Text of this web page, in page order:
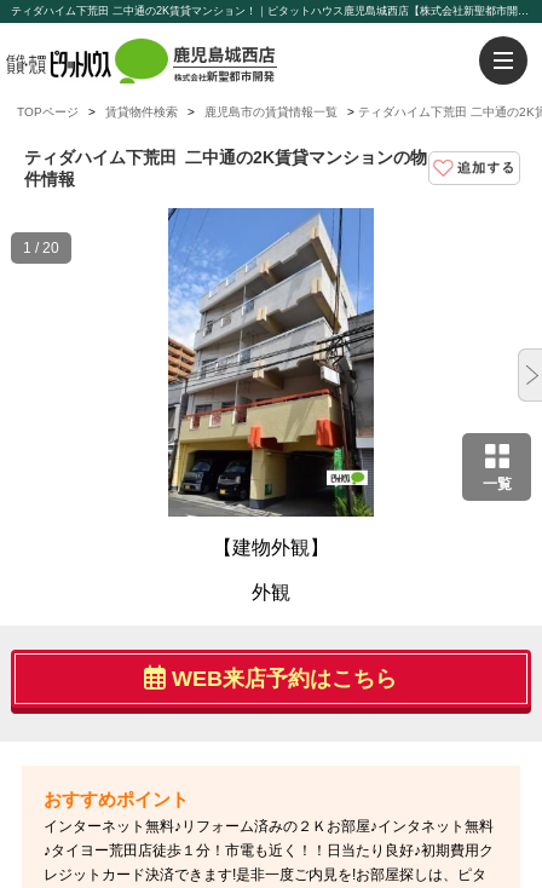
ティダハイム下荒田 二中通の2K賃貸マンション！｜ピタットハウス鹿児島城西店【株式会社新聖都市開発】
TOPページ 賃貸物件検索 鹿児島市の賃貸情報一覧 ティダハイム下荒田 二中通の2K
ティダハイム下荒田
二中通の2K賃貸マンションの物
件情報
一覧
【建物外観】
外観
1 / 20
WEB来店予約はこちら
インターネット無料♪リフォーム済みの２Ｋお部屋♪インタネット無料
♪タイヨー荒田店徒歩１分！市電も近く！！日当たり良好♪初期費用ク
レジットカード決済できます!是非一度ご内見を!お部屋探しは、ピタ